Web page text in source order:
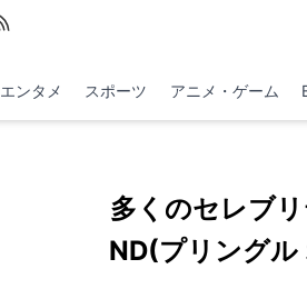
エンタメ スポーツ アニメ・ゲーム
多くのセレブ
ND(プリング